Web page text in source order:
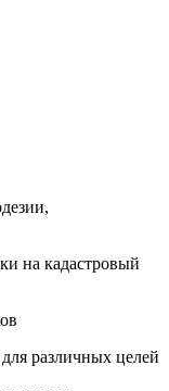
на кадастровый
различных целей